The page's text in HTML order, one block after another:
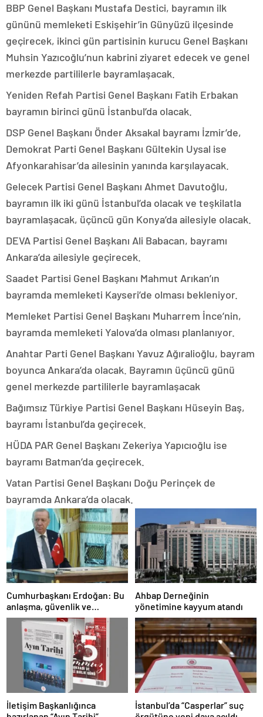
BBP Genel Başkanı Mustafa Destici, bayramın ilk
gününü memleketi Eskişehir’in Günyüzü ilçesinde
geçirecek, ikinci gün partisinin kurucu Genel Başkanı
Muhsin Yazıcoğlu’nun kabrini ziyaret edecek ve genel
merkezde partililerle bayramlaşacak.
Yeniden Refah Partisi Genel Başkanı Fatih Erbakan
bayramın birinci günü İstanbul’da olacak.
DSP Genel Başkanı Önder Aksakal bayramı İzmir’de,
Demokrat Parti Genel Başkanı Gültekin Uysal ise
Afyonkarahisar’da ailesinin yanında karşılayacak.
Gelecek Partisi Genel Başkanı Ahmet Davutoğlu,
bayramın ilk iki günü İstanbul’da olacak ve teşkilatla
bayramlaşacak, üçüncü gün Konya’da ailesiyle olacak.
DEVA Partisi Genel Başkanı Ali Babacan, bayramı
Ankara’da ailesiyle geçirecek.
Saadet Partisi Genel Başkanı Mahmut Arıkan’ın
bayramda memleketi Kayseri’de olması bekleniyor.
Memleket Partisi Genel Başkanı Muharrem İnce’nin,
bayramda memleketi Yalova’da olması planlanıyor.
Anahtar Parti Genel Başkanı Yavuz Ağıralioğlu, bayram
boyunca Ankara’da olacak. Bayramın üçüncü günü
genel merkezde partililerle bayramlaşacak
Bağımsız Türkiye Partisi Genel Başkanı Hüseyin Baş,
bayramı İstanbul’da geçirecek.
HÜDA PAR Genel Başkanı Zekeriya Yapıcıoğlu ise
bayramı Batman’da geçirecek.
Vatan Partisi Genel Başkanı Doğu Perinçek de
bayramda Ankara’da olacak.
Cumhurbaşkanı Erdoğan: Bu
anlaşma, güvenlik ve
savunma işbirliğine katkı
sağlayacak
Ahbap Derneğinin
yönetimine kayyum atandı
İletişim Başkanlığınca
İstanbul’da “Casperlar” suç